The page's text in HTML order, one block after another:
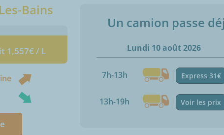
Bains
1,557€ / L
Un camion passe
Lundi 10 août 2026
7h-13h Express 31€
13h-19h Voir les prix